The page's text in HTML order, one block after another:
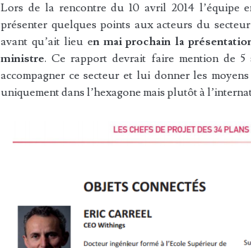
Lors de la rencontre du 10 avril 2014 l’équipe
présenter quelques points aux acteurs du
avant qu’ait lieu en mai prochain la
ministre. Ce rapport devrait faire mention de 5
accompagner ce secteur et lui donner les
uniquement dans l’hexagone mais plutôt à